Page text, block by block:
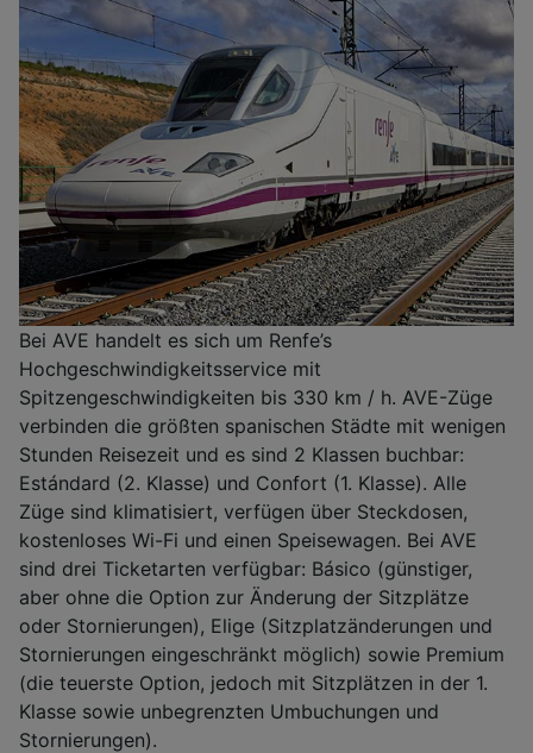
Bei AVE handelt es sich um Renfe’s
Hochgeschwindigkeitsservice mit
Spitzengeschwindigkeiten bis 330 km / h. AVE-Züge
verbinden die größten spanischen Städte mit wenigen
Stunden Reisezeit und es sind 2 Klassen buchbar:
Estándard (2. Klasse) und Confort (1. Klasse). Alle
Züge sind klimatisiert, verfügen über Steckdosen,
kostenloses Wi-Fi und einen Speisewagen. Bei AVE
sind drei Ticketarten verfügbar: Básico (günstiger,
aber ohne die Option zur Änderung der Sitzplätze
oder Stornierungen), Elige (Sitzplatzänderungen und
Stornierungen eingeschränkt möglich) sowie Premium
(die teuerste Option, jedoch mit Sitzplätzen in der 1.
Klasse sowie unbegrenzten Umbuchungen und
Stornierungen).